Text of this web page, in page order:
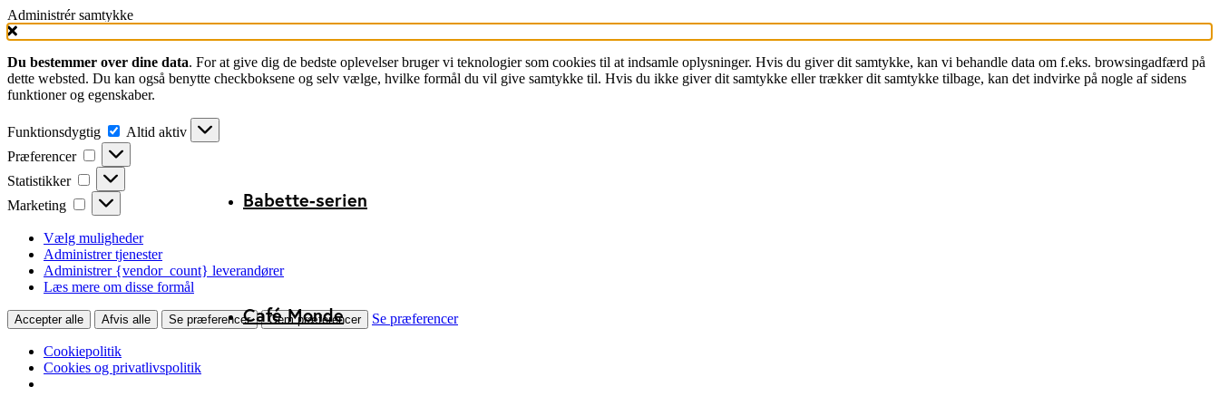
Administrér samtykke
Du bestemmer over dine data. For at give dig de bedste oplevelser bruger vi teknologier som cookies til at indsamle oplysninger. Hvis du giver dit samtykke, kan vi behandle data om f.eks. browsingadfærd på
dette websted. Du kan også benytte checkboksene og selv vælge, hvilke formål du vil give samtykke til. Hvis du ikke giver dit samtykke eller trækker dit samtykke tilbage, kan det indvirke på nogle af sidens
funktioner og egenskaber.
Funktionsdygtig Funktionsdygtig
Altid aktiv
Præferencer
Præferencer
Statistikker Statistikker
Marketing Marketing
Vælg muligheder
Administrer tjenester
Administrer {vendor_count} leverandører
Læs mere om disse formål
Accepter alle Afvis alle Se præferencer Gem præferencer Se præferencer
Cookiepolitik
Cookies og privatlivspolitik
Review
Mød forlæggeren
Babette-serien
Café Monde